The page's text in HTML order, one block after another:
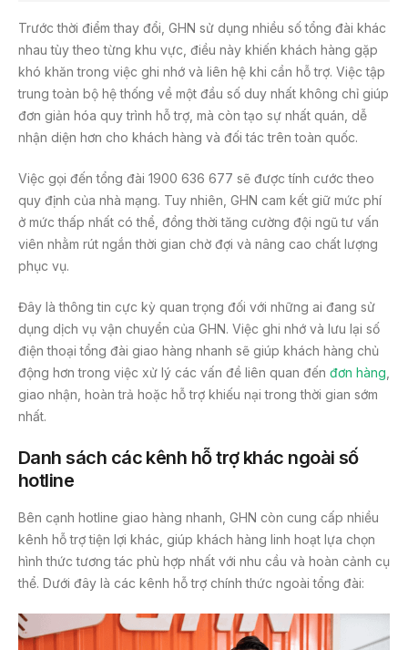
Trước thời điểm thay đổi, GHN sử dụng nhiều số tổng đài khác
nhau tùy theo từng khu vực, điều này khiến khách hàng gặp
khó khăn trong việc ghi nhớ và liên hệ khi cần hỗ trợ. Việc tập
trung toàn bộ hệ thống về một đầu số duy nhất không chỉ giúp
đơn giản hóa quy trình hỗ trợ, mà còn tạo sự nhất quán, dễ
nhận diện hơn cho khách hàng và đối tác trên toàn quốc.
Việc gọi đến tổng đài 1900 636 677 sẽ được tính cước theo
quy định của nhà mạng. Tuy nhiên, GHN cam kết giữ mức phí
ở mức thấp nhất có thể, đồng thời tăng cường đội ngũ tư vấn
viên nhằm rút ngắn thời gian chờ đợi và nâng cao chất lượng
phục vụ.
Đây là thông tin cực kỳ quan trọng đối với những ai đang sử
dụng dịch vụ vận chuyển của GHN. Việc ghi nhớ và lưu lại số
điện thoại tổng đài giao hàng nhanh sẽ giúp khách hàng chủ
động hơn trong việc xử lý các vấn đề liên quan đến đơn hàng
giao nhận, hoàn trả hoặc hỗ trợ khiếu nại trong thời gian sớm
nhất.
Danh sách các kênh hỗ trợ khác ngoài số
hotline
Bên cạnh hotline giao hàng nhanh, GHN còn cung cấp nhiều
kênh hỗ trợ tiện lợi khác, giúp khách hàng linh hoạt lựa chọn
hình thức tương tác phù hợp nhất với nhu cầu và hoàn cảnh cụ
thể. Dưới đây là các kênh hỗ trợ chính thức ngoài tổng đài: